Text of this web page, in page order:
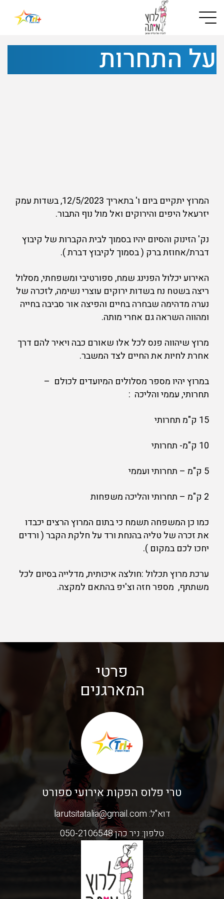
Button used only for devices with a small screen
על התחרות
המרוץ יתקיים ביום ו' בתאריך 12/5/2023, בשדות עמק
יזרעאל היפים והירוקים ואל מול נוף התבור.
נק' הזינוק והסיום יהיו בסמוך לבית הקברות של קיבוץ
דברת/אחוזת ברק ( בסמוך לקיבוץ דברת ).
האירוע יכלול הפנינג שמח, ספורטיבי ומשפחתי, מסלול
ריצה בשטח נח בשדות ירוקים עוצרי נשימה, לזכרה של
נערה מדהימה שבחרה בחיים והפיצה אור סביבה בחייה
ומהווה השראה גם אחרי מותה.
מרוץ שיהווה פנס לכל אלו שאורם כבה ויאיר להם דרך
אחרת לחיות את החיים לצד המשבר.
במרוץ יהיו מספר מסלולים המיועדים לכולם –
תחרותי, עממי והליכה :
15 ק"מ תחרותי
10 ק"מ- תחרותי
5 ק"מ – תחרותי ועממי
2 ק"מ – תחרותי והליכה משפחות
כמו כן המשפחה תשמח כי בתום המרוץ הרצים יכבדו
את זכרה של טליה בהנחת ורד על חלקת הקבר ( ורדים
יחכו לכם במקום ).
ערכת מרוץ תכלול :חולצה איכותית, מדלייה בסיום לכל
משתתף, מספר חזה וצ'יפ בהתאם למקצה.
פרטי
המארגנים
טרי פלוס הפקות אירועי ספורט
דוא"ל:larutsitatalia@gmail.com
טלפון: ניר כהן 050-2106548